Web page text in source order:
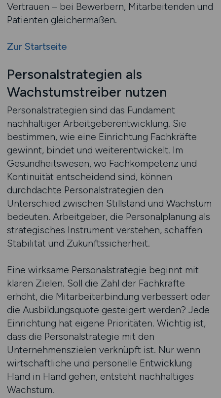
Vertrauen – bei Bewerbern, Mitarbeitenden und
Patienten gleichermaßen.
Zur Startseite
Personalstrategien als
Wachstumstreiber nutzen
Personalstrategien sind das Fundament
nachhaltiger Arbeitgeberentwicklung. Sie
bestimmen, wie eine Einrichtung Fachkräfte
gewinnt, bindet und weiterentwickelt. Im
Gesundheitswesen, wo Fachkompetenz und
Kontinuität entscheidend sind, können
durchdachte Personalstrategien den
Unterschied zwischen Stillstand und Wachstum
bedeuten. Arbeitgeber, die Personalplanung als
strategisches Instrument verstehen, schaffen
Stabilität und Zukunftssicherheit.
Eine wirksame Personalstrategie beginnt mit
klaren Zielen. Soll die Zahl der Fachkräfte
erhöht, die Mitarbeiterbindung verbessert oder
die Ausbildungsquote gesteigert werden? Jede
Einrichtung hat eigene Prioritäten. Wichtig ist,
dass die Personalstrategie mit den
Unternehmenszielen verknüpft ist. Nur wenn
wirtschaftliche und personelle Entwicklung
Hand in Hand gehen, entsteht nachhaltiges
Wachstum.